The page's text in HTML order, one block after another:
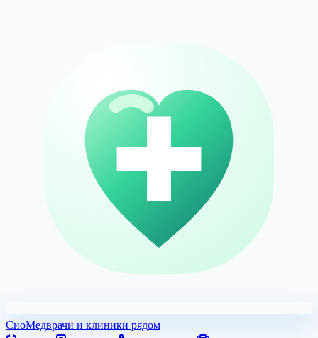
СиоМедврачи и клиники рядом